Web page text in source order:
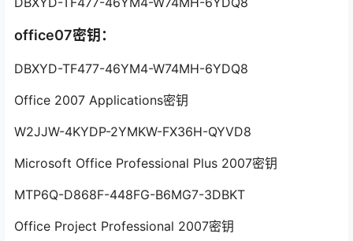
office07密钥：
DBXYD-TF477-46YM4-W74MH-6YDQ8
Office 2007 Applications密钥
W2JJW-4KYDP-2YMKW-FX36H-QYVD8
Microsoft Office Professional Plus 2007密钥
MTP6Q-D868F-448FG-B6MG7-3DBKT
Office Project Professional 2007密钥